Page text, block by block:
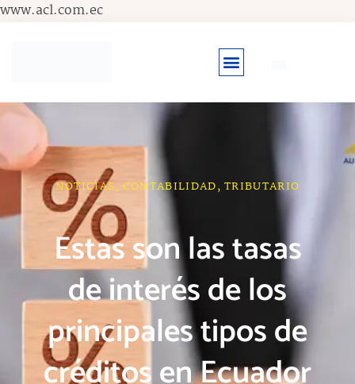
www.acl.com.ecIr
NOTICIAS, CONTABILIDAD,TRIBUTARIO
Estas son las tasas
de interés de los
principales tipos de